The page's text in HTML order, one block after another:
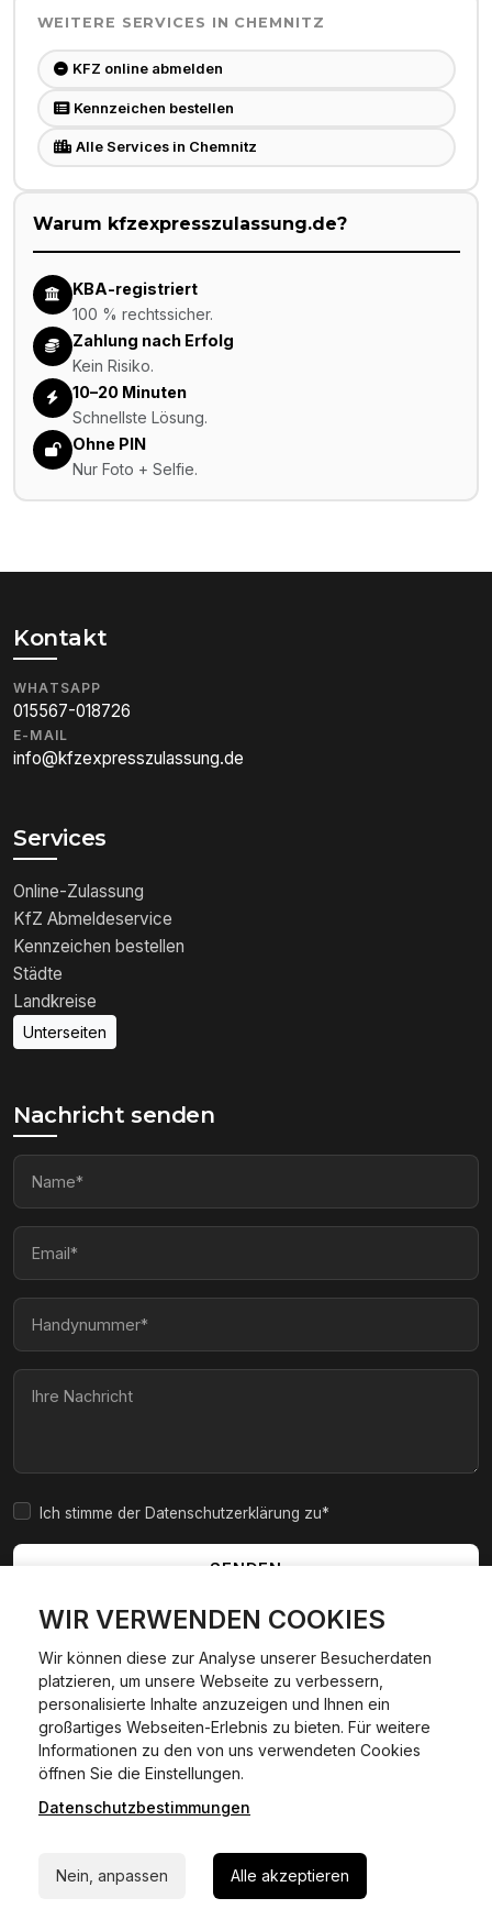
WIR VERWENDEN COOKIES
Wir können diese zur Analyse unserer Besucherdaten
platzieren, um unsere Webseite zu verbessern,
personalisierte Inhalte anzuzeigen und Ihnen ein
großartiges Webseiten-Erlebnis zu bieten. Für weitere
Informationen zu den von uns verwendeten Cookies
öffnen Sie die Einstellungen.
Datenschutzbestimmungen
Nein, anpassen Alle akzeptieren
WEITERE SERVICES IN CHEMNITZ
KFZ online abmelden
Kennzeichen bestellen
Alle Services in Chemnitz
Warum kfzexpresszulassung.de?
KBA-registriert
100 % rechtssicher.
Zahlung nach Erfolg
Kein Risiko.
10–20 Minuten
Schnellste Lösung.
Ohne PIN
Nur Foto + Selfie.
Kontakt
WHATSAPP
015567-018726
E-MAIL
info@kfzexpresszulassung.de
Services
Online-Zulassung
KfZ Abmeldeservice
Kennzeichen bestellen
Städte
Landkreise
Unterseiten
Nachricht senden
Ich stimme der Datenschutzerklärung zu*
SENDEN
Widerrufsbelehrung AGB Impressum Datenschutzerklärung
Cookie Policy
©2026 Kfzexpresszulassung L&D GmbH. Alle Rechte
staatliche Behörde.